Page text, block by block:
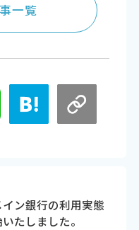
一覧
イン銀行の利用実態
たしました。